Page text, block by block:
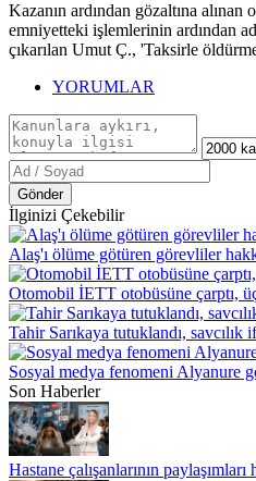
Kazanın ardından gözaltına
emniyetteki işlemlerinin ardından
çıkarılan Umut Ç., 'Taksirle
YORUMLAR
Gönder
İlginizi Çekebilir
Alaş'ı ölüme götüren görevliler
Otomobil İETT otobüsüne çarptı,
Tahir Sarıkaya tutuklandı, savcılık
Sosyal medya fenomeni Alyanure
Son Haberler
Hastane çalışanlarının